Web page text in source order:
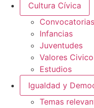
Cultura Cívica
Convocatorias
Infancias
Juventudes
Valores
Estudios
Igualdad y
Temas